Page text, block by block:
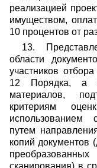
реализацией
имуществом,
10 процентов от
13.
области
участников
12 Порядка, а
материалов,
критериям
использованием
путем
копий документов
сканирования) в